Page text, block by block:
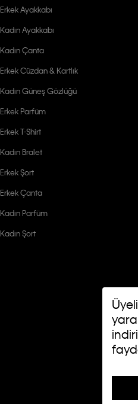
Erkek Ayakkabı
Kadın Ayakkabı
Kadın Çanta
Erkek Cüzdan & Kartlık
Kadın Güneş Gözlüğü
Erkek Parfüm
Erkek T-Shirt
Kadın Bralet
Erkek Şort
Erkek Çanta
Kadın Parfüm
Kadın Şort